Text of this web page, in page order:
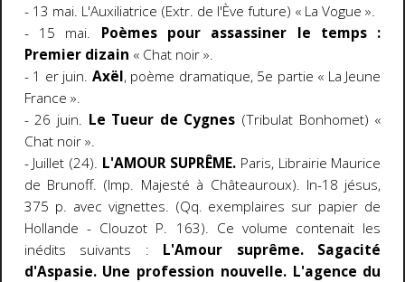
- 13 mai. L'Auxiliatrice (Extr. de l'Ève future) « La Vogue ».
- 15 mai.
Poèmes pour assassiner le temps :
Premier dizain « Chat noir ».
- 1 er juin. Axël, poème dramatique, 5e partie « La Jeune
France ».
- 26 juin. Le Tueur de Cygnes (Tribulat Bonhomet) «
Chat noir ».
- Juillet (24). L'AMOUR SUPRÊME. Paris, Librairie Maurice
de Brunoff. (lmp. Majesté à Châteauroux). In-18 jésus,
375 p. avec vignettes. (Qq. exemplaires sur papier de
Hollande - Clouzot P. 163). Ce volume contenait les
inédits suivants :
L'Amour suprême. Sagacité
d'Aspasie. Une profession nouvelle. L'agence du